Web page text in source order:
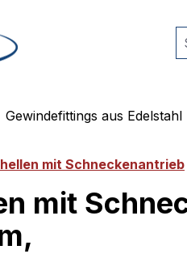
Gewindefittings aus Edelstahl
mit Schneckenantrieb
mit